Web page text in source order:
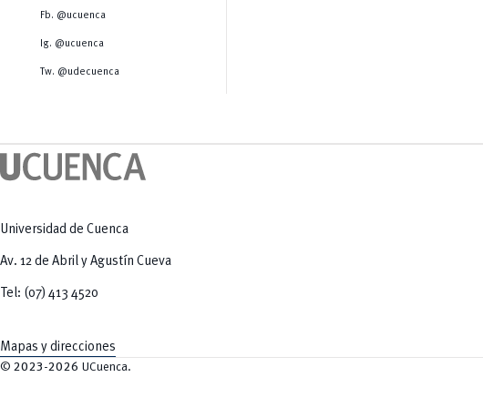
Tecnologías
Radio Universitaria
Sostenibilidad
Fb. @ucuenca
Ig. @ucuenca
Tw. @udecuenca
Universidad de Cuenca
Av. 12 de Abril y Agustín Cueva
Tel: (07) 413 4520
Mapas y direcciones
© 2023-2026 UCuenca.